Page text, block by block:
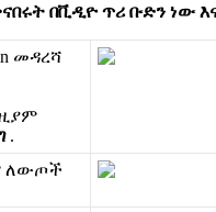
ናበሩት በቪዲዮ ጥሪ ቡድን ነው እ
መዳረሻ
ያም
.
ለውጦች